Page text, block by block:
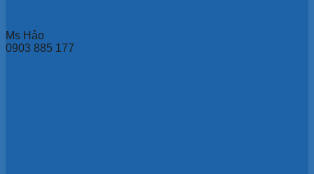
Ms Hảo
0903 885 177